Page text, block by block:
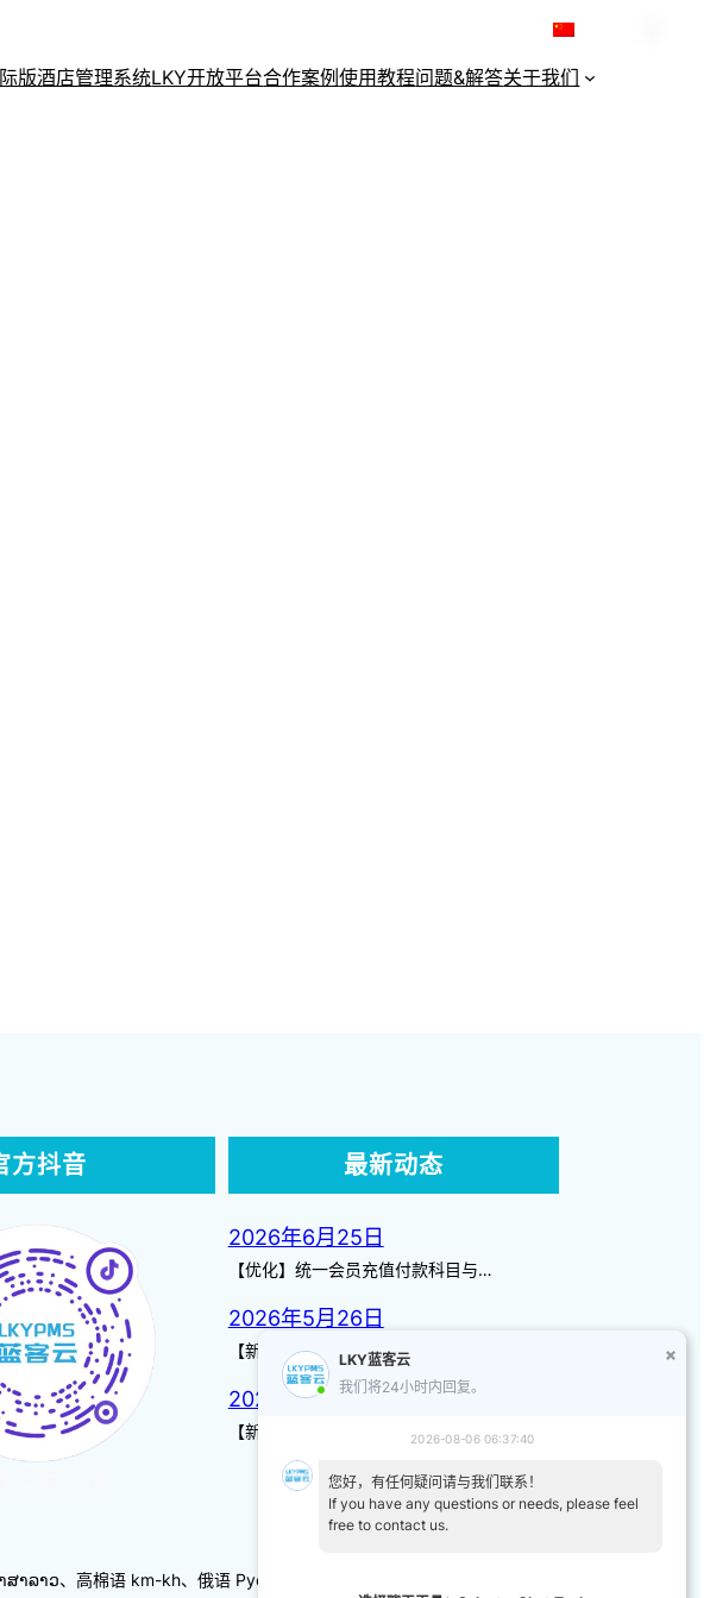
版酒店管理系统LKY开放平台合作案例使用教程问题&解答关于我们
方抖音 最新动态
2026年6月25日
【优化】统一会员充值付款科目与…
2026年5月26日
【新增】自定义储值金额 背景案…
2026年3月14日
【新增】页面图标 【优化】日历…
ລາວ、高棉语 km-kh、俄语 Русский 、韩语/朝鲜语한국어、日本語
LKY蓝客云
我们将24小时内回复。
2026-08-06 06:37:40
您好，有任何疑问请与我们联系！
If you have any questions or needs, please feel
free to contact us.